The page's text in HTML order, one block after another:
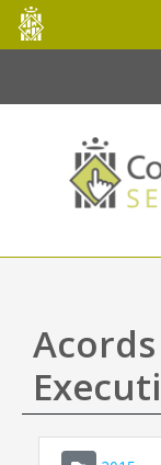
Salta al contingut
Consell
de
Mallorca